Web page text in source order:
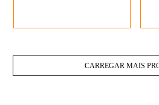
CARREGAR MAIS